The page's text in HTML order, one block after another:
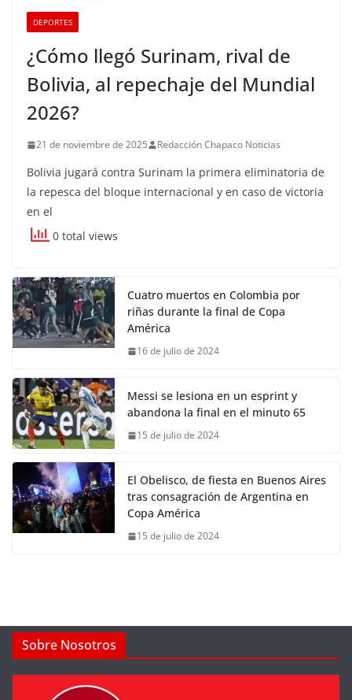
DEPORTES
¿Cómo llegó Surinam, rival de
Bolivia, al repechaje del Mundial
2026?
21 de noviembre de 2025 Redacción Chapaco Noticias
Bolivia jugará contra Surinam la primera eliminatoria de
la repesca del bloque internacional y en caso de victoria
en el
0 total views
Cuatro muertos en Colombia por
riñas durante la final de Copa
América
16 de julio de 2024
Messi se lesiona en un esprint y
abandona la final en el minuto 65
15 de julio de 2024
El Obelisco, de fiesta en Buenos Aires
tras consagración de Argentina en
Copa América
15 de julio de 2024
Sobre Nosotros